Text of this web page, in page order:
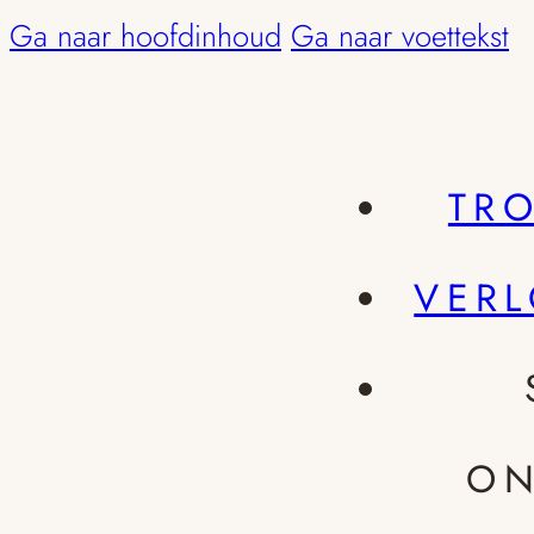
Ga naar hoofdinhoud Ga naar voettekst